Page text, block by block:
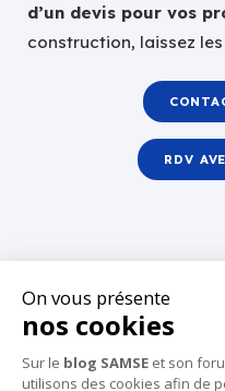
d’un devis pour vos
construction, laissez
RDV
On vous présente
nos cookies
Sur le blog SAMSE et son
utilisons des cookies afin de